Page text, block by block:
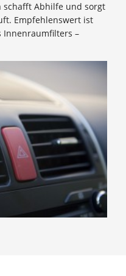
schafft Abhilfe und sorgt
Empfehlenswert ist
Innenraumfilters –